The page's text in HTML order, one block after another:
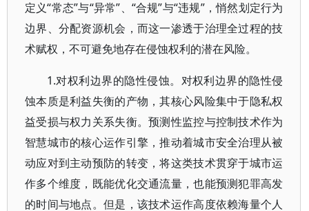
定义“常态”与“异常”、“合规”与“违规”，悄然划定行为
边界、分配资源机会，而这一渗透于治理全过程的技
术赋权，不可避免地存在侵蚀权利的潜在风险。
1.对权利边界的隐性侵蚀。
对权利边界的隐性侵
蚀本质是利益失衡的产物，其核心风险集中于隐私权
益受损与权力关系失衡。预测性监控与控制技术作为
智慧城市的核心运作引擎，推动着城市安全治理从被
动应对到主动预防的转变，将这类技术贯穿于城市运
作多个维度，既能优化交通流量，也能预测犯罪高发
的时间与地点。但是，该技术运作高度依赖海量个人